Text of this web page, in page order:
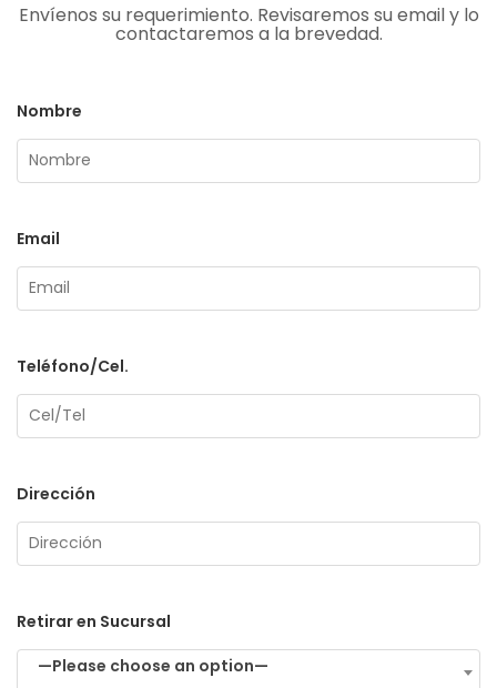
Envíenos su requerimiento. Revisaremos su email y lo
contactaremos a la brevedad.
Nombre
Email
Teléfono/Cel.
Dirección
Retirar en Sucursal
—Please choose an option—